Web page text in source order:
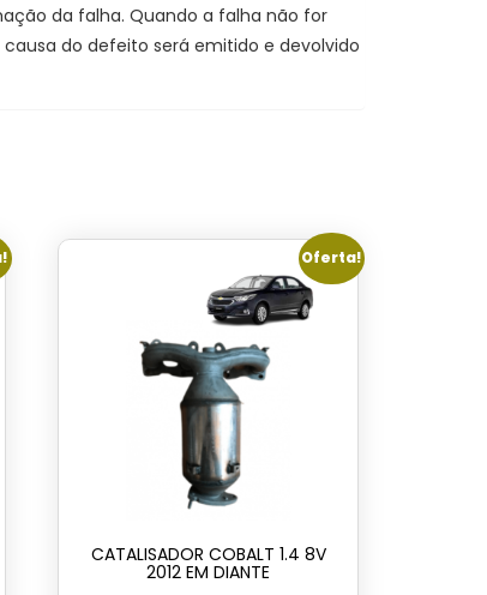
da falha. Quando a falha não for
do defeito será emitido e devolvido
Oferta!
CATALISADOR COBALT 1.4 8V
2012 EM DIANTE